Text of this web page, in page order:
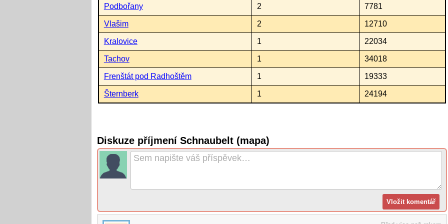
Podbořany 2 7781
Vlašim 2 12710
Kralovice 1 22034
Tachov 1 34018
Frenštát pod Radhoštěm 1 19333
Šternberk 1 24194
Diskuze příjmení Schnaubelt (mapa)